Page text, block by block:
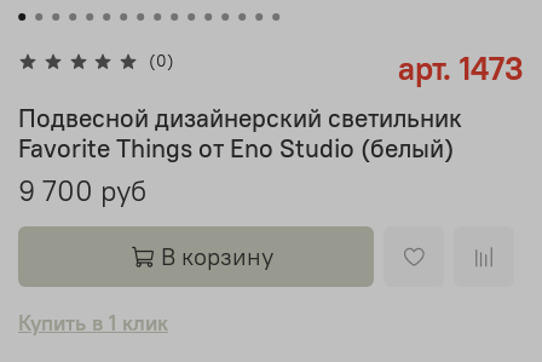
(0) арт. 1473
Подвесной дизайнерский светильник
Favorite Things от Eno Studio (белый)
9 700 руб
В корзину
Купить в 1 клик